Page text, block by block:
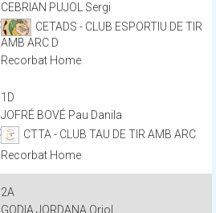
CEBRIAN PUJOL Sergi
CETADS - CLUB ESPORTIU DE TIR
AMB ARC D
Recorbat Home
1D
JOFRÉ BOVÉ Pau Danila
CTTA - CLUB TAU DE TIR AMB ARC
Recorbat Home
2A
GODIA JORDANA Oriol